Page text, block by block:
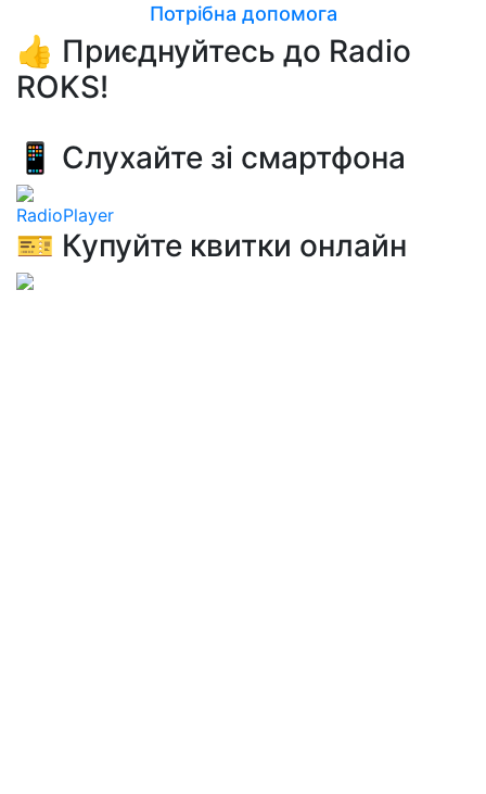
Потрібна допомога
👍 Приєднуйтесь до Radio
ROKS!
📱 Слухайте зі смартфона
RadioPlayer
🎫 Купуйте квитки онлайн